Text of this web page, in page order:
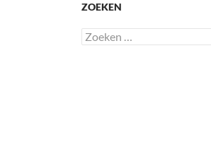
ZOEKEN
Zoeken
naar: